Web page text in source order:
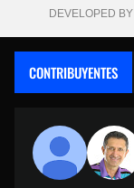
DEVELOPED BY
CONTRIBUYENTES